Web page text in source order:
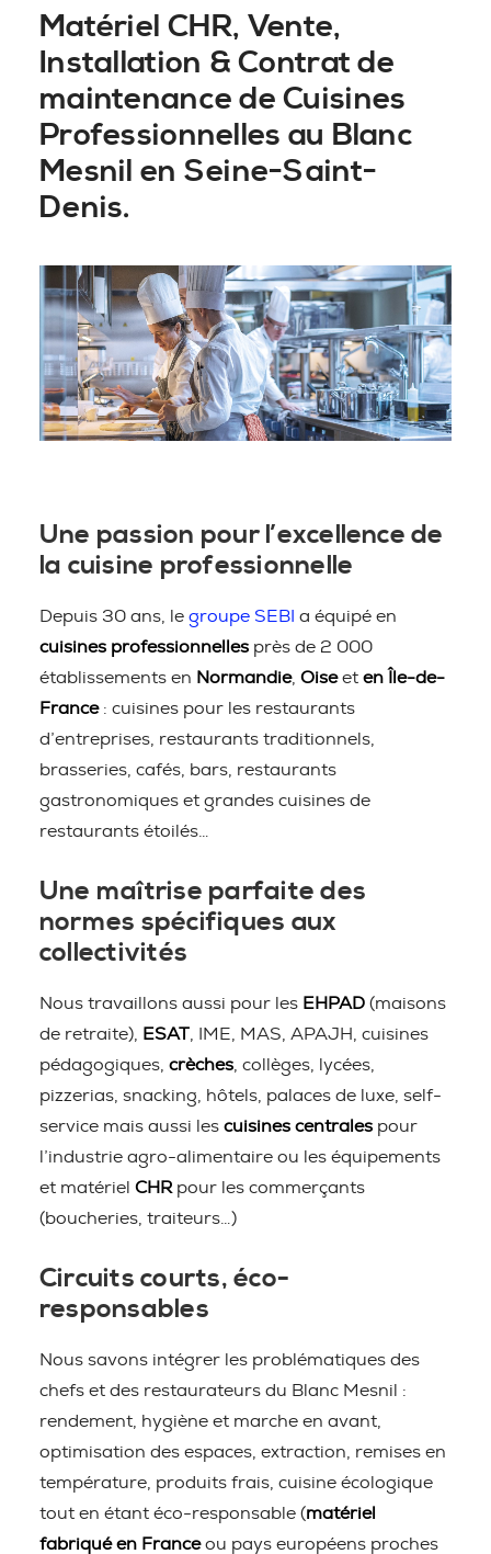
Matériel CHR, Vente,
Installation & Contrat de
maintenance de Cuisines
Professionnelles au Blanc
Mesnil en Seine-Saint-
Denis.
Une passion pour l’excellence de
la cuisine professionnelle
Depuis 30 ans, le groupe SEBI a équipé en
cuisines professionnelles près de 2 000
établissements en Normandie, Oiseet en Île-de-
France: cuisines pour les restaurants
d’entreprises, restaurants traditionnels,
brasseries, cafés, bars, restaurants
gastronomiques et grandes cuisines de
restaurants étoilés…
Une maîtrise parfaite des
normes spécifiques aux
collectivités
Nous travaillons aussi pour les EHPAD (maisons
de retraite),
ESAT , IME, MAS, APAJH, cuisines
pédagogiques, crèches , collèges, lycées,
pizzerias, snacking, hôtels, palaces de luxe, self-
service mais aussi les cuisines centrales pour
l’industrie agro-alimentaire ou les équipements
et matériel CHR pour les commerçants
(boucheries, traiteurs…)
Circuits courts, éco-
responsables
Nous savons intégrer les problématiques des
chefs et des restaurateurs du Blanc Mesnil :
rendement, hygiène et marche en avant,
optimisation des espaces, extraction, remises en
température, produits frais, cuisine écologique
tout en étant éco-responsable (matériel
fabriqué en Franceou pays européens proches